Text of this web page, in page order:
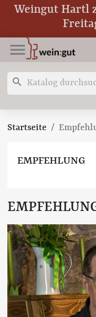
Weingut Hartl

search
Startseite
EMPFEHLUNG